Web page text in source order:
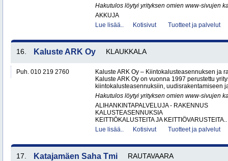
Hakutulos löytyi yrityksen omien www-sivujen
AKKUJA
Lue lisää..
Kotisivut Tuotteet ja palvelut
16. Kaluste ARK Oy KLAUKKALA
Puh. 010 219 2760
Kaluste ARK Oy – Kiintokalusteasennuksen ja
Kaluste ARK Oy on vuonna 1997 perustettu
kiintokalusteasennuksiin, uudisrakentamiseen
Hakutulos löytyi yrityksen omien www-sivujen
ALIHANKINTAPALVELUJA - RAKENNUS
KALUSTEASENNUKSIA
KEITTIÖKALUSTEITA JA KEITTIÖVARUSTEITA..
Lue lisää..
Kotisivut Tuotteet ja palvelut
17. Katajamäen Saha Tmi RAUTAVAARA